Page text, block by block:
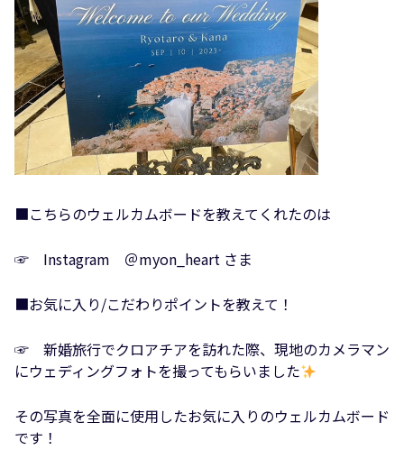
■こちらのウェルカムボードを教えてくれたのは
☞ Instagram ＠myon_heart さま
■お気に入り/こだわりポイントを教えて！
☞ 新婚旅行でクロアチアを訪れた際、現地のカメラマン
にウェディングフォトを撮ってもらいました
その写真を全面に使用したお気に入りのウェルカムボード
です！